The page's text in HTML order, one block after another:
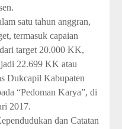
satu tahun anggran,
termasuk capaian
target 20.000 KK,
22.699 KK atau
Dukcapil Kabupaten
“Pedoman Karya”, di
2017.
dan Catatan